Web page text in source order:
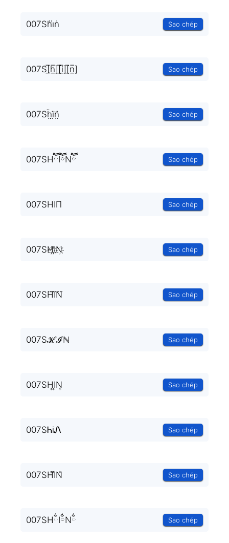
007Sh̾i̾n̾ Sao chép
007S[̲̅h̲̅][̲̅i̲̅][̲̅n̲̅] Sao chép
007Sḧ̤ï̤n̤̈ Sao chép
007SHཽIཽNཽ Sao chép
007SHIΠ Sao chép
007SH҉I҉N҉ Sao chép
007SH⃜I⃜N⃜ Sao chép
007Sℋℐℕ Sao chép
007SH͎I͎N͎ Sao chép
007SᏂiᏁ Sao chép
007SH̐I̐N̐ Sao chép
007SHྂIྂNྂ Sao chép